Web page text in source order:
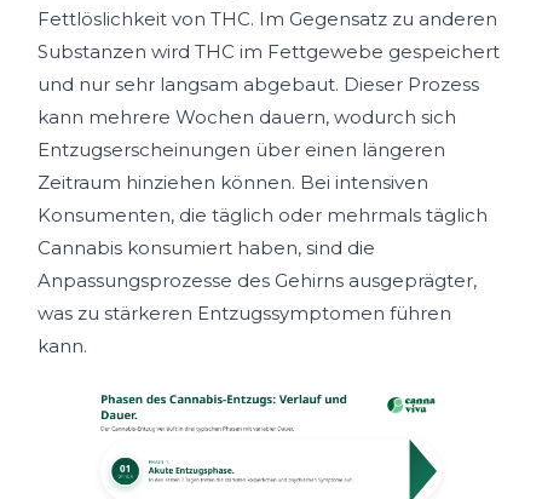
Fettlöslichkeit von THC. Im Gegensatz zu anderen
Substanzen wird THC im Fettgewebe gespeichert
und nur sehr langsam abgebaut. Dieser Prozess
kann mehrere Wochen dauern, wodurch sich
Entzugserscheinungen über einen längeren
Zeitraum hinziehen können. Bei intensiven
Konsumenten, die täglich oder mehrmals täglich
Cannabis konsumiert haben, sind die
Anpassungsprozesse des Gehirns ausgeprägter,
was zu stärkeren Entzugssymptomen führen
kann.